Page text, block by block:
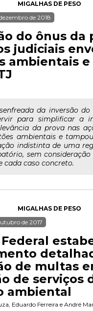
MIGALHAS DE PESO
de 2018
do ônus da
judiciais
ambientais e
da inversão
para simplificar a
da prova nas
ambientais e
indistinta de uma
sem consideração
cada caso concreto.
MIGALHAS DE PESO
de 2017
de multas
de serviços
ambiental
Eduardo Ferreira e André